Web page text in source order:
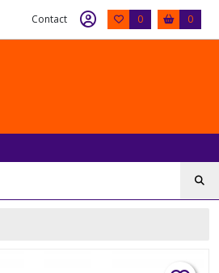
Contact 0 0